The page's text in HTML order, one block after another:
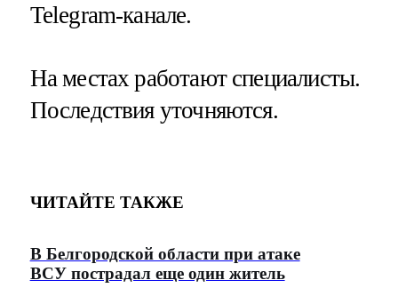
Telegram-канале.
На местах работают специалисты.
Последствия уточняются.
ЧИТАЙТЕ ТАКЖЕ
В Белгородской области при атаке
ВСУ пострадал еще один житель